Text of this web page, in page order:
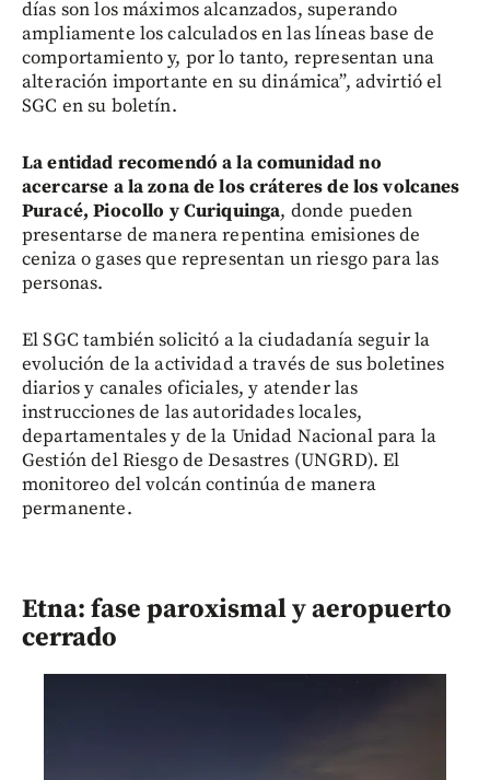
días son los máximos alcanzados, superando
ampliamente los calculados en las líneas base de
comportamiento y, por lo tanto, representan una
alteración importante en su dinámica”, advirtió el
SGC en su boletín.
La entidad recomendó a la comunidad no
acercarse a la zona de los cráteres de los volcanes
Puracé, Piocollo y Curiquinga, donde pueden
presentarse de manera repentina emisiones de
ceniza o gases que representan un riesgo para las
personas.
El SGC también solicitó a la ciudadanía seguir la
evolución de la actividad a través de sus boletines
diarios y canales oficiales, y atender las
instrucciones de las autoridades locales,
departamentales y de la Unidad Nacional para la
Gestión del Riesgo de Desastres (UNGRD). El
monitoreo del volcán continúa de manera
permanente.
Etna: fase paroxismal y aeropuerto
cerrado